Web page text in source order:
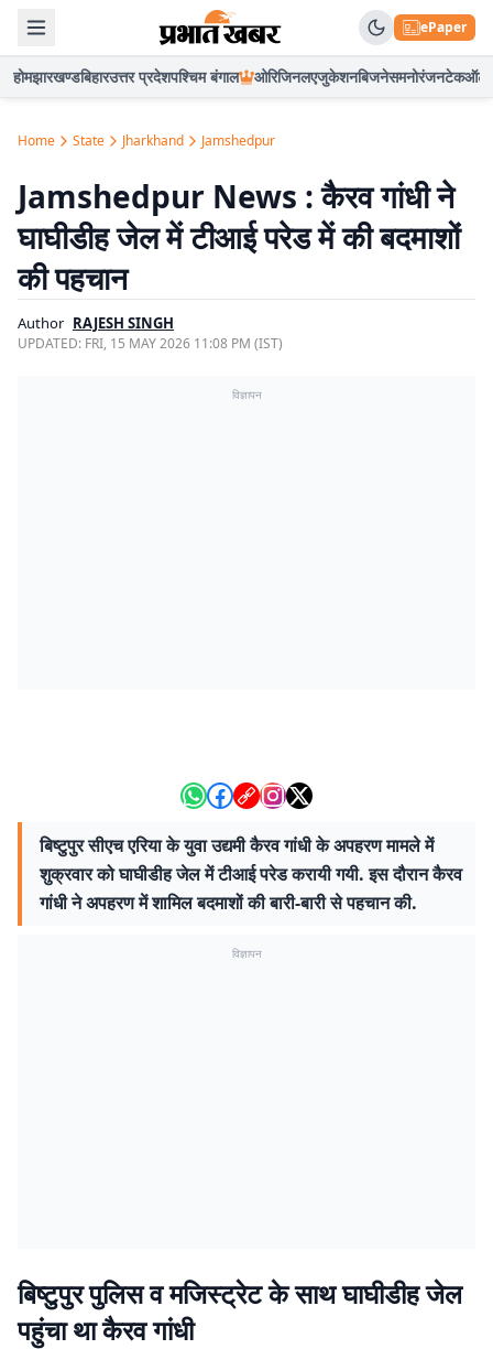
ePaper
होमझारखण्डबिहारउत्तर प्रदेशपश्चिम बंगाल ओरिजिनलएजुकेशनबिजनेसमनोरंजनटेकऑटो
Home State Jharkhand Jamshedpur
Jamshedpur News : कैरव गांधी ने
घाघीडीह जेल में टीआई परेड में की बदमाशों
की पहचान
Author RAJESH SINGH
UPDATED: FRI, 15 MAY 2026 11:08 PM (IST)
विज्ञापन
बिष्टुपुर सीएच एरिया के युवा उद्यमी कैरव गांधी के अपहरण मामले में
शुक्रवार को घाघीडीह जेल में टीआई परेड करायी गयी. इस दौरान कैरव
गांधी ने अपहरण में शामिल बदमाशों की बारी-बारी से पहचान की.
विज्ञापन
बिष्टुपुर पुलिस व मजिस्ट्रेट के साथ घाघीडीह जेल
पहुंचा था कैरव गांधी